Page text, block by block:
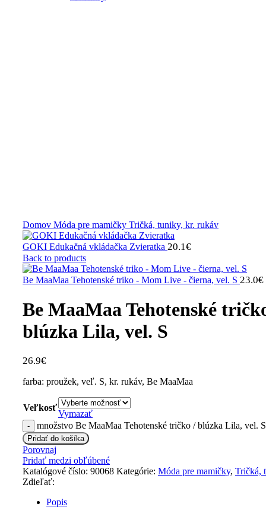
Domov Móda pre mamičky Tričká, tuniky, kr. rukáv
GOKI Edukačná vkládačka Zvieratka 20.1€
Back to products
Be MaaMaa Tehotenské triko - Mom Live - čierna, vel. S 23.0€
Be MaaMaa Tehotenské
blúzka Lila, vel. S
26.9€
farba: proužek, veľ. S, kr. rukáv, Be MaaMaa
Veľkosť
Vymazať
množstvo Be MaaMaa Tehotenské tričko / blúzka Lila, vel. S
Pridať do košíka
Porovnaj
Pridať medzi obľúbené
Katalógové číslo: 90068 Kategórie: Móda pre mamičky, Tričká,
Zdieľať:
Popis